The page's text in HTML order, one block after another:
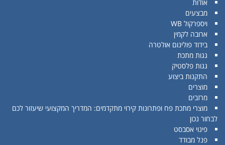
אודות
מבצעים
ויספרקול WB
ארובה לקמין
בידוד פולינום אולטרה
גגות מתכת
גגות פלסטיק
התקנות ביצוע
מוצרים
מרזבים
מוצרי מתכת פח ופתרונות קירוי מתקדמים: המדריך המקצועי שיעזור לכם
לבחור נכון
פינוי אסבסט
פנל מבודד